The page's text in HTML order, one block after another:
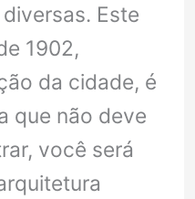
Este
1902,
da cidade, é
que não deve
você será